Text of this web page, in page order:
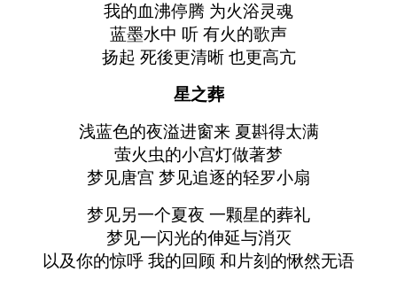
我的血沸停腾 为火浴灵魂
蓝墨水中 听 有火的歌声
扬起 死後更清晰 也更高亢
星之葬
浅蓝色的夜溢进窗来 夏斟得太满
萤火虫的小宫灯做著梦
梦见唐宫 梦见追逐的轻罗小扇
梦见另一个夏夜 一颗星的葬礼
梦见一闪光的伸延与消灭
以及你的惊呼 我的回顾 和片刻的愀然无语